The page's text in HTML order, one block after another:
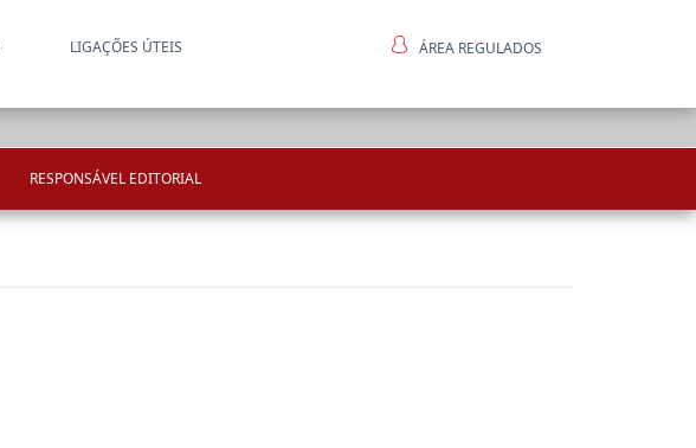
LIGAÇÕES ÚTEIS ÁREA REGULADOS
RESPONSÁVEL EDITORIAL